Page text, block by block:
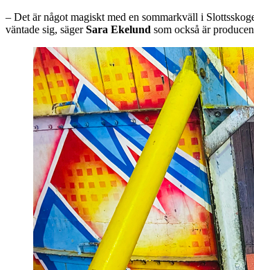
– Det är något magiskt med en sommarkväll i
väntade sig, sägerSara Ekelund som också är